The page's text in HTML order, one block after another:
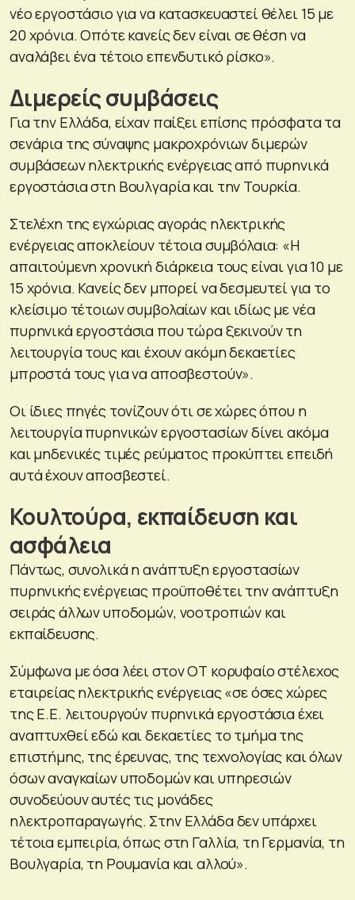
νέο εργοστάσιο για να κατασκευαστεί θέλει 15 με
20 χρόνια. Οπότε κανείς δεν είναι σε θέση να
αναλάβει ένα τέτοιο επενδυτικό ρίσκο».
Διμερείς συμβάσεις
Για την Ελλάδα, είχαν παίξει επίσης πρόσφατα τα
σενάρια της σύναψης μακροχρόνιων διμερών
συμβάσεων ηλεκτρικής ενέργειας από πυρηνικά
εργοστάσια στη Βουλγαρία και την Τουρκία.
Στελέχη της εγχώριας αγοράς ηλεκτρικής
ενέργειας αποκλείουν τέτοια συμβόλαια: «Η
απαιτούμενη χρονική διάρκεια τους είναι για 10 με
15 χρόνια. Κανείς δεν μπορεί να δεσμευτεί για το
κλείσιμο τέτοιων συμβολαίων και ιδίως με νέα
πυρηνικά εργοστάσια που τώρα ξεκινούν τη
λειτουργία τους και έχουν ακόμη δεκαετίες
μπροστά τους για να αποσβεστούν».
Οι ίδιες πηγές τονίζουν ότι σε χώρες όπου η
λειτουργία πυρηνικών εργοστασίων δίνει ακόμα
και μηδενικές τιμές ρεύματος προκύπτει επειδή
αυτά έχουν αποσβεστεί.
Κουλτούρα, εκπαίδευση και
ασφάλεια
Πάντως, συνολικά η ανάπτυξη εργοστασίων
πυρηνικής ενέργειας προϋποθέτει την ανάπτυξη
σειράς άλλων υποδομών, νοοτροπιών και
εκπαίδευσης.
Σύμφωνα με όσα λέει στον ΟΤ κορυφαίο στέλεχος
εταιρείας ηλεκτρικής ενέργειας «σε όσες χώρες
της Ε.Ε. λειτουργούν πυρηνικά εργοστάσια έχει
αναπτυχθεί εδώ και δεκαετίες το τμήμα της
επιστήμης, της έρευνας, της τεχνολογίας και όλων
όσων αναγκαίων υποδομών και υπηρεσιών
συνοδεύουν αυτές τις μονάδες
ηλεκτροπαραγωγής. Στην Ελλάδα δεν υπάρχει
τέτοια εμπειρία, όπως στη Γαλλία, τη Γερμανία, τη
Βουλγαρία, τη Ρουμανία και αλλού».